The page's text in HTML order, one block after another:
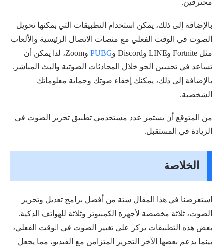
محترفين.
بالإضافة إلى ذلك، يمكن استخدام التطبيقات التي يمكنها تحويل
الصوت في الوقت الفعلي مع منصات الاتصال الرئيسية والألعاب
مثل Fortnite وLINE وDiscord و
PUBG
وZoom، لذا يمكن أن
تساعد في تحسين الجو خلال المحادثات الصوتية والبث المباشر.
بالإضافة إلى ذلك، يمكنك إخفاء صوتك وحماية معلوماتك
الشخصية.
من المتوقع أن يستمر عدد مستخدمي تطبيق تحرير الصوت في
الزيادة في المستقبل.
الخلاصة
استعرضنا في هذا المقال ستة من أفضل برامج تعديل وتحرير
الصوت، ثلاثة مخصصة لأجهزة الكمبيوتر وثلاثة للهواتف الذكية.
بعض هذه التطبيقات يركز على تغيير الصوت في الوقت الفعلي،
بينما يدعم بعضها الآخر التحرير المتزامن مع الفيديو، مما يجعل